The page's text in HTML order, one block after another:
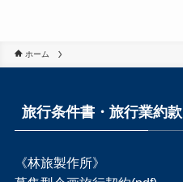
ホーム
旅行条件書・旅行業約款
《林旅製作所》